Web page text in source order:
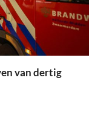
van dertig